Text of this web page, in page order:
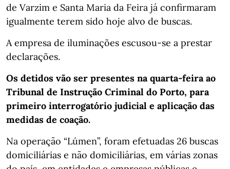
de Varzim e Santa Maria da Feira já confirmaram
igualmente terem sido hoje alvo de buscas.
A empresa de iluminações escusou-se a prestar
declarações.
Os detidos vão ser presentes na quarta-feira ao
Tribunal de Instrução Criminal do Porto, para
primeiro interrogatório judicial e aplicação das
medidas de coação.
Na operação “Lúmen”, foram efetuadas 26 buscas
domiciliárias e não domiciliárias, em várias zonas